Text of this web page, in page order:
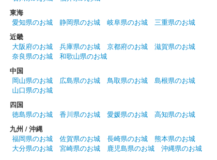
丸岡城 御城印 越前若狭お城フェス2024 限定版 お月
見
販売終了
2024年10月13、14日に開催された「越前若狭お城フェス2024」
の丸岡城天守を国宝にする市民の会ブースにて販売された御城
印。
丸岡城 御城印
じ
東海
愛知県のお城
静岡県のお城 岐阜県のお城
三重県のお城
近畿
大阪府のお城
兵庫県のお城 京都府のお城
滋賀県のお城
奈良県のお城
和歌山県のお城
中国
岡山県のお城
広島県のお城 鳥取県のお城
島根県のお城
山口県のお城
四国
徳島県のお城
香川県のお城 愛媛県のお城
高知県のお城
九州 / 沖縄
福岡県のお城
佐賀県のお城 長崎県のお城
熊本県のお城
大分県のお城
宮崎県のお城 鹿児島県のお城 沖縄県のお城